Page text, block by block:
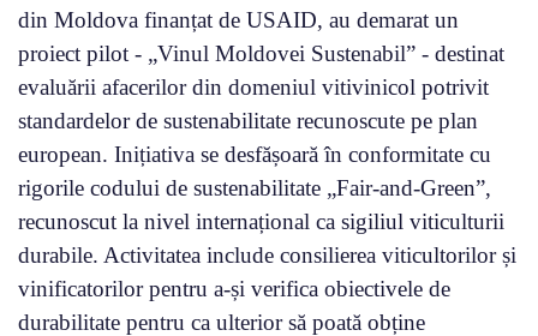
din Moldova finanțat de USAID, au demarat un
proiect pilot - „Vinul Moldovei Sustenabil” - destinat
evaluării afacerilor din domeniul vitivinicol potrivit
standardelor de sustenabilitate recunoscute pe plan
european. Inițiativa se desfășoară în conformitate cu
rigorile codului de sustenabilitate „Fair-and-Green”,
recunoscut la nivel internațional ca sigiliul viticulturii
durabile. Activitatea include consilierea viticultorilor și
vinificatorilor pentru a-și verifica obiectivele de
durabilitate pentru ca ulterior să poată obține